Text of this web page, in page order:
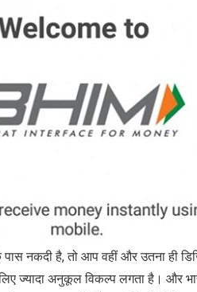
नकदी है, तो आप वहीं और उतना ही
ज्‍यादा अनुकूल विकल्प लगता है। और